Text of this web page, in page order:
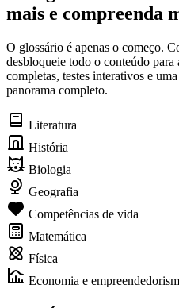
mais e compreenda
O glossário é apenas o começo.
desbloqueie todo o conteúdo para
completas, testes interativos e
panorama completo.
Literatura
História
Biologia
Geografia
Competências de vida
Matemática
Física
Economia e